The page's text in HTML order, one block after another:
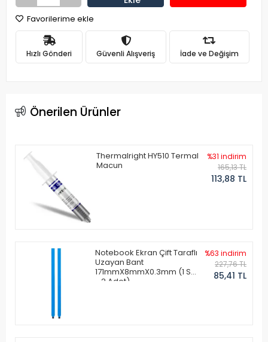
Favorilerime ekle
Hızlı Gönderi Güvenli Alışveriş İade ve Değişim
Önerilen Ürünler
Thermalright HY510 Termal
Macun
%31 indirim
165,13 TL
113,88 TL
Notebook Ekran Çift Taraflı
Uzayan Bant
171mmX8mmX0.3mm (1 Set
- 2 Adet)
%63 indirim
227,76 TL
85,41 TL